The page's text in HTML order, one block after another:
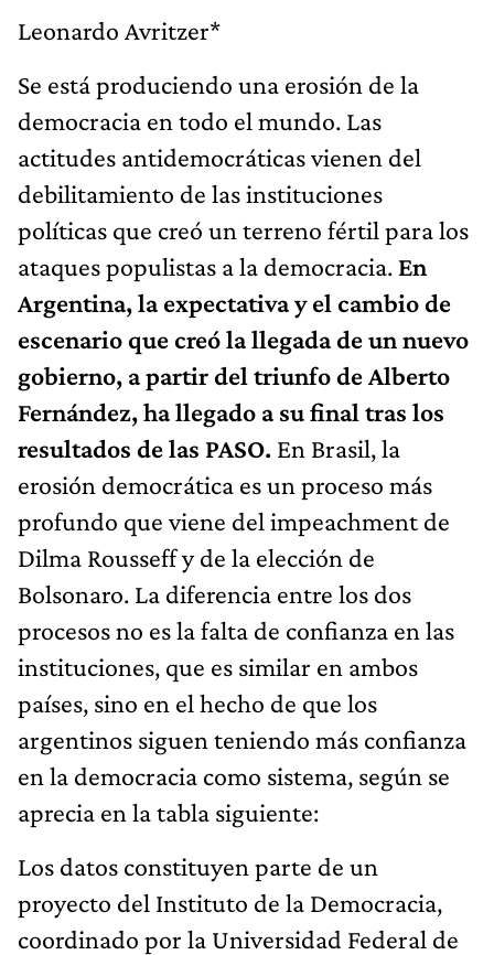
Leonardo Avritzer*
Se está produciendo una erosión de la
democracia en todo el mundo. Las
actitudes antidemocráticas vienen del
debilitamiento de las instituciones
políticas que creó un terreno fértil para los
ataques populistas a la democracia. En
Argentina, la expectativa y el cambio de
escenario que creó la llegada de un nuevo
gobierno, a partir del triunfo de Alberto
Fernández, ha llegado a su final tras los
resultados de las PASO. En Brasil, la
erosión democrática es un proceso más
profundo que viene del impeachment de
Dilma Rousseff y de la elección de
Bolsonaro. La diferencia entre los dos
procesos no es la falta de confianza en las
instituciones, que es similar en ambos
países, sino en el hecho de que los
argentinos siguen teniendo más confianza
en la democracia como sistema, según se
aprecia en la tabla siguiente:
Los datos constituyen parte de un
proyecto del Instituto de la Democracia,
coordinado por la Universidad Federal de